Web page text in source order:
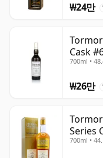
₩24만
Cask
700ml •
₩26만
Series
700ml •